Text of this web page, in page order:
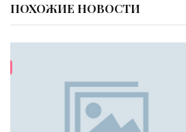
ПОХОЖИЕ НОВОСТИ